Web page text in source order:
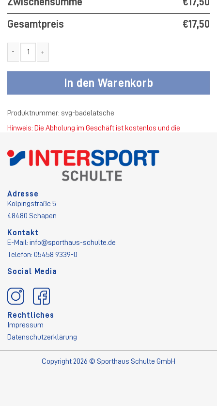
Gesamtpreis €17,50
In den Warenkorb
Produktnummer: svg-badelatsche
Hinweis: Die Abholung im Geschäft ist kostenlos und die
Adresse
Kolpingstraße 5
48480 Schapen
Kontakt
E-Mail: info@sporthaus-schulte.de
Telefon: 05458 9339-0
Social Media
Rechtliches
Impressum
Datenschutzerklärung
Copyright 2026 © Sporthaus Schulte GmbH